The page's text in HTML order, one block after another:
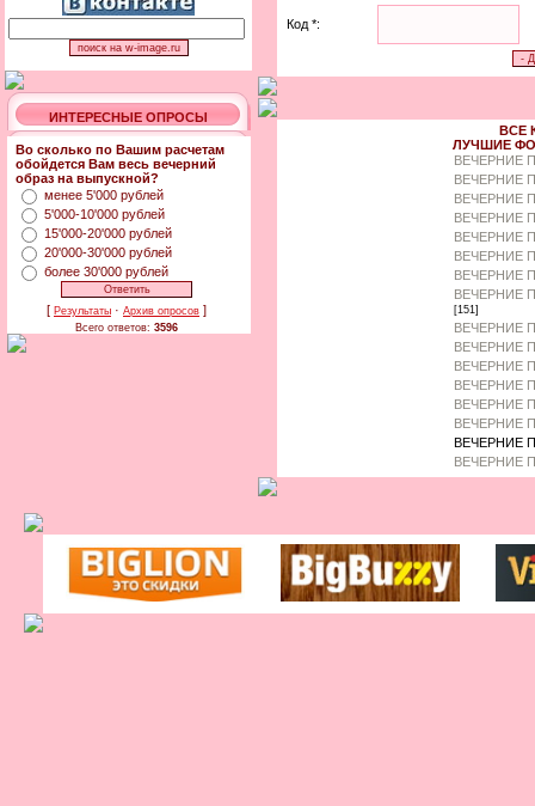
ИНТЕРЕСНЫЕ ОПРОСЫ
Во сколько по Вашим расчетам
обойдется Вам весь вечерний
образ на выпускной?
менее 5'000 рублей
5'000-10'000 рублей
15'000-20'000 рублей
20'000-30'000 рублей
более 30'000 рублей
[ Результаты · Архив опросов ]
Всего ответов: 3596
Код *:
ВСЕ
ЛУЧШИЕ
ВЕЧЕРНИЕ
ВЕЧЕРНИЕ
ВЕЧЕРНИЕ
ВЕЧЕРНИЕ
ВЕЧЕРНИЕ
ВЕЧЕРНИЕ
ВЕЧЕРНИЕ
ВЕЧЕРНИЕ
[151]
ВЕЧЕРНИЕ
ВЕЧЕРНИЕ
ВЕЧЕРНИЕ
ВЕЧЕРНИЕ
ВЕЧЕРНИЕ
ВЕЧЕРНИЕ
ВЕЧЕРНИЕ
ВЕЧЕРНИЕ